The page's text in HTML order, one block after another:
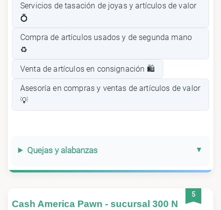
Servicios de tasación de joyas y artículos de valor
💍
Compra de artículos usados y de segunda mano
♻️
Venta de artículos en consignación 🛍️
Asesoría en compras y ventas de artículos de valor
💡
Quejas y alabanzas
5
Cash America Pawn - sucursal 300 N